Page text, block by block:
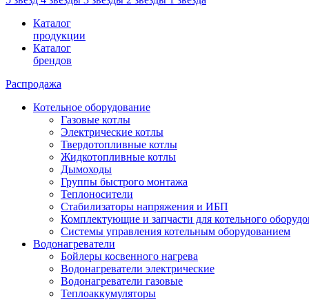
Каталог
продукции
Каталог
брендов
Распродажа
Котельное оборудование
Газовые котлы
Электрические котлы
Твердотопливные котлы
Жидкотопливные котлы
Дымоходы
Группы быстрого монтажа
Теплоносители
Стабилизаторы напряжения и ИБП
Комплектующие и запчасти для котельного
Системы управления котельным оборудованием
Водонагреватели
Бойлеры косвенного нагрева
Водонагреватели электрические
Водонагреватели газовые
Теплоаккумуляторы